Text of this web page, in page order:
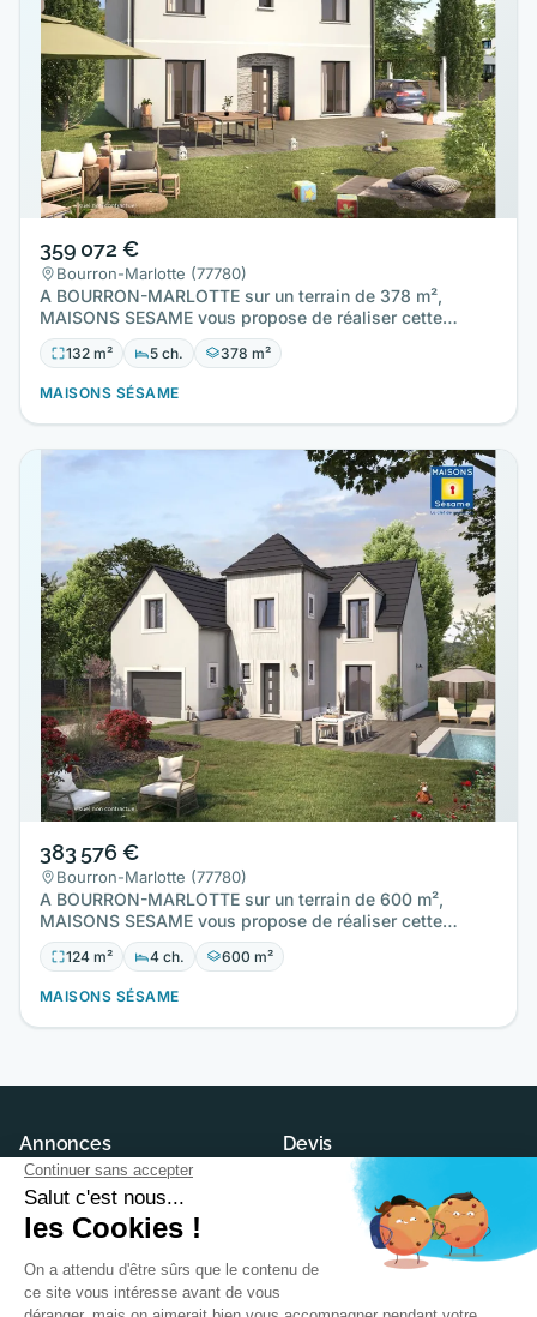
359 072 €
Bourron-Marlotte (77780)
A BOURRON-MARLOTTE sur un terrain de 378 m²,
MAISONS SESAME vous propose de réaliser cette
maison neuve d'une surface…
132 m² 5 ch. 378 m²
MAISONS SÉSAME
383 576 €
Bourron-Marlotte (77780)
A BOURRON-MARLOTTE sur un terrain de 600 m²,
MAISONS SESAME vous propose de réaliser cette
maison neuve d'une surface…
124 m² 4 ch. 600 m²
MAISONS SÉSAME
Annonces
Maisons neuves
Terrains à construire
Annuaire des constructeurs
Devis
Demander un devis
Trouver son constructeur